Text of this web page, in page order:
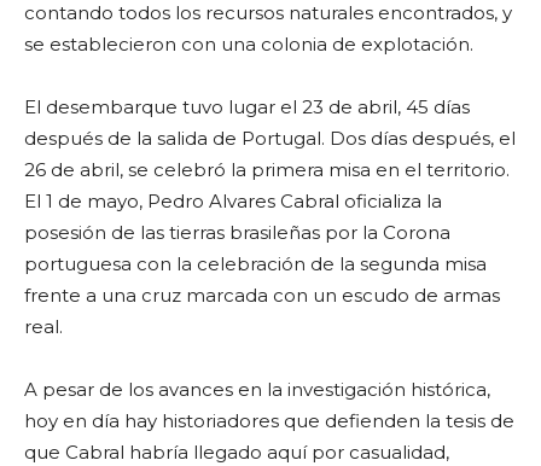
contando todos los recursos naturales encontrados, y
se establecieron con una colonia de explotación.
El desembarque tuvo lugar el 23 de abril, 45 días
después de la salida de Portugal. Dos días después, el
26 de abril, se celebró la primera misa en el territorio.
El 1 de mayo, Pedro Alvares Cabral oficializa la
posesión de las tierras brasileñas por la Corona
portuguesa con la celebración de la segunda misa
frente a una cruz marcada con un escudo de armas
real.
A pesar de los avances en la investigación histórica,
hoy en día hay historiadores que defienden la tesis de
que Cabral habría llegado aquí por casualidad,